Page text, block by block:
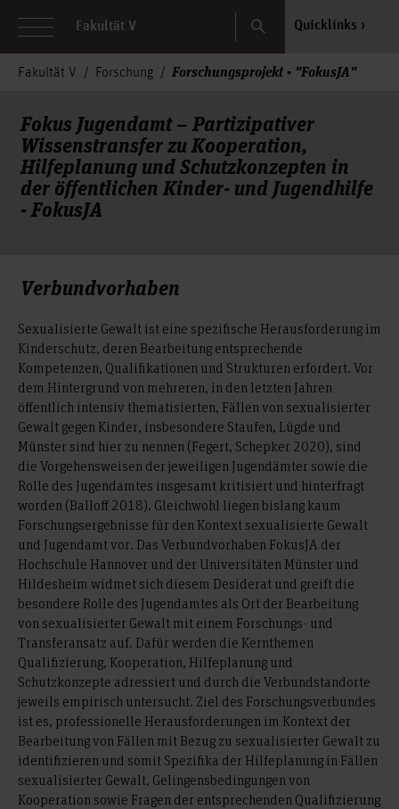
Fakultät V Search Quicklinks
Fakultät V Forschung Forschungsprojekt - "FokusJA"
Fokus Jugendamt – Partizipativer
Wissenstransfer zu Kooperation,
Hilfeplanung und Schutzkonzepten in
der öffentlichen Kinder- und Jugendhilfe
- FokusJA
Verbundvorhaben
Sexualisierte Gewalt ist eine spezifische Herausforderung im
Kinderschutz, deren Bearbeitung entsprechende
Kompetenzen, Qualifikationen und Strukturen erfordert. Vor
dem Hintergrund von mehreren, in den letzten Jahren
öffentlich intensiv thematisierten, Fällen von sexualisierter
Gewalt gegen Kinder, insbesondere Staufen, Lügde und
Münster sind hier zu nennen (Fegert, Schepker 2020), sind
die Vorgehensweisen der jeweiligen Jugendämter sowie die
Rolle des Jugendamtes insgesamt kritisiert und hinterfragt
worden (Balloff 2018). Gleichwohl liegen bislang kaum
Forschungsergebnisse für den Kontext sexualisierte Gewalt
und Jugendamt vor. Das Verbundvorhaben FokusJA der
Hochschule Hannover und der Universitäten Münster und
Hildesheim widmet sich diesem Desiderat und greift die
besondere Rolle des Jugendamtes als Ort der Bearbeitung
von sexualisierter Gewalt mit einem Forschungs- und
Transferansatz auf. Dafür werden die Kernthemen
Qualifizierung, Kooperation, Hilfeplanung und
Schutzkonzepte adressiert und durch die Verbundstandorte
jeweils empirisch untersucht. Ziel des Forschungsverbundes
ist es, professionelle Herausforderungen im Kontext der
Bearbeitung von Fällen mit Bezug zu sexualisierter Gewalt zu
identifizieren und somit Spezifika der Hilfeplanung in Fällen
sexualisierter Gewalt, Gelingensbedingungen von
Kooperation sowie Fragen der entsprechenden Qualifizierung